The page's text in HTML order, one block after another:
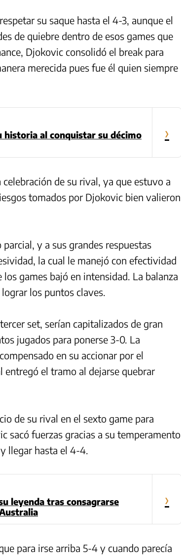
su saque hasta el 4-3, aunque el
de quiebre dentro de esos games que
Djokovic consolidó el break para
merecida pues fue él quien siempre
historia al conquistar su décimo
›
de su rival, ya que estuvo a
tomados por Djokovic bien valieron
y a sus grandes respuestas
la cual le manejó con efectividad
games bajó en intensidad. La balanza
los puntos claves.
set, serían capitalizados de gran
jugados para ponerse 3-0. La
en su accionar por el
entregó el tramo al dejarse quebrar
de su rival en el sexto game para
sacó fuerzas gracias a su temperamento
llegar hasta el 4-4.
leyenda tras consagrarse
›
para irse arriba 5-4 y cuando parecía